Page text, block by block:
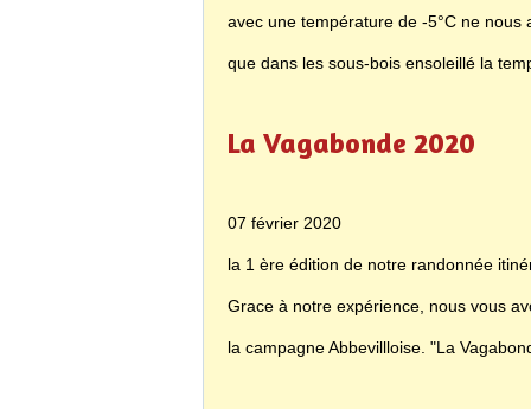
avec une température de -5°C ne
que dans les sous-bois ensoleillé la
La Vagabonde 2020
07 février 2020
la 1 ère édition de notre randonnée
Grace à notre expérience, nous vous
la campagne Abbevillloise. "La